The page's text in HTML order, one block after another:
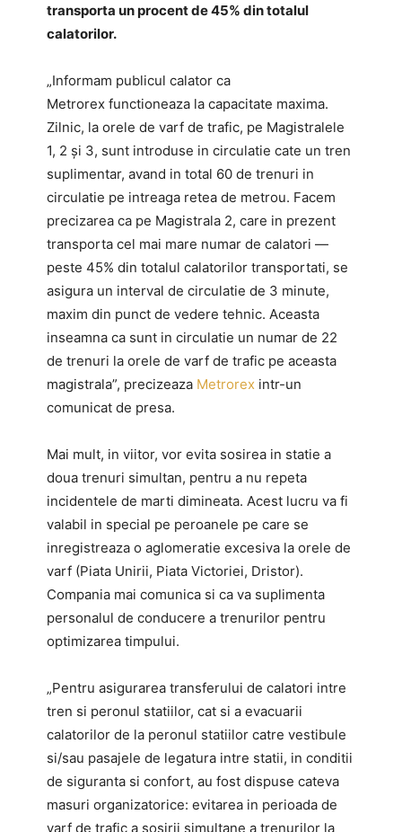
transporta un procent de 45% din totalul
calatorilor.
„Informam publicul calator ca
Metrorex functioneaza la capacitate maxima.
Zilnic, la orele de varf de trafic, pe Magistralele
1, 2 și 3, sunt introduse in circulatie cate un tren
suplimentar, avand in total 60 de trenuri in
circulatie pe intreaga retea de metrou. Facem
precizarea ca pe Magistrala 2, care in prezent
transporta cel mai mare numar de calatori —
peste 45% din totalul calatorilor transportati, se
asigura un interval de circulatie de 3 minute,
maxim din punct de vedere tehnic. Aceasta
inseamna ca sunt in circulatie un numar de 22
de trenuri la orele de varf de trafic pe aceasta
magistrala”, precizeaza Metrorex intr-un
comunicat de presa.
Mai mult, in viitor, vor evita sosirea in statie a
doua trenuri simultan, pentru a nu repeta
incidentele de marti dimineata. Acest lucru va fi
valabil in special pe peroanele pe care se
inregistreaza o aglomeratie excesiva la orele de
varf (Piata Unirii, Piata Victoriei, Dristor).
Compania mai comunica si ca va suplimenta
personalul de conducere a trenurilor pentru
optimizarea timpului.
„Pentru asigurarea transferului de calatori intre
tren si peronul statiilor, cat si a evacuarii
calatorilor de la peronul statiilor catre vestibule
si/sau pasajele de legatura intre statii, in conditii
de siguranta si confort, au fost dispuse cateva
masuri organizatorice: evitarea in perioada de
varf de trafic a sosirii simultane a trenurilor la